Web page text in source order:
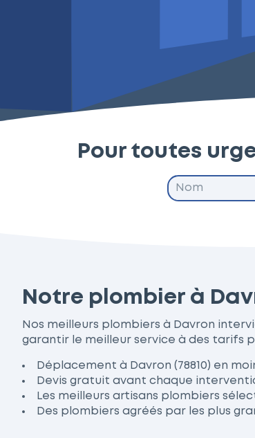
Pour toutes
Notre plombier à
Nos meilleurs plombiers à Davron
garantir le meilleur service à des tarifs
Déplacement à Davron (78810) en
Devis gratuit avant chaque
Les meilleurs artisans plombiers
Des plombiers agréés par les plus